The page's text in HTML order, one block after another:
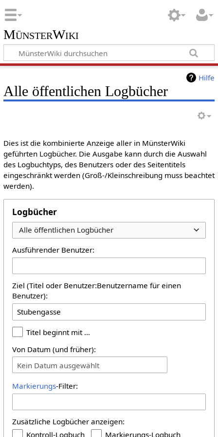
MünsterWiki
Hilfe
Alle öffentlichen Logbücher
Dies ist die kombinierte Anzeige aller in MünsterWiki
geführten Logbücher. Die Ausgabe kann durch die Auswahl
des Logbuchtyps, des Benutzers oder des Seitentitels
eingeschränkt werden (Groß-/Kleinschreibung muss beachtet
werden).
Logbücher
Alle öffentlichen Logbücher
Ausführender Benutzer:
Ziel (Titel oder Benutzer:Benutzername für einen
Benutzer):
Titel beginnt mit …
Von Datum (und früher):
Kein Datum ausgewählt
Markierungs-Filter:
Zusätzliche Logbücher anzeigen:
Kontroll-Logbuch
Markierungs-Logbuch